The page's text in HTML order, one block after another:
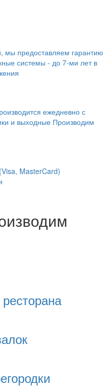
мы предоставляем гарантию
системы - до 7-ми лет в
ежедневно с
и выходные Производим
MasterCard)